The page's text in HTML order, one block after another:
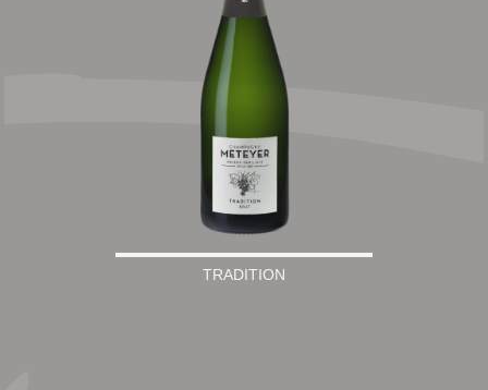
TRADITION